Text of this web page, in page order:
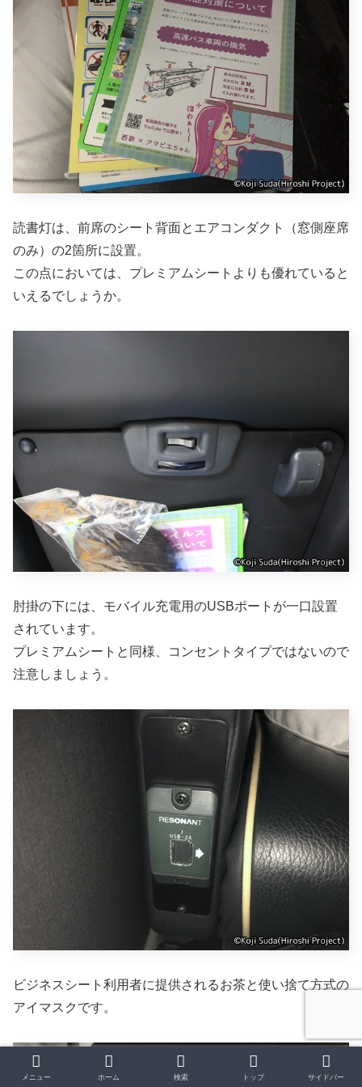
読書灯は、前席のシート背面とエアコンダクト（窓側座席
のみ）の2箇所に設置。
この点においては、プレミアムシートよりも優れていると
いえるでしょうか。
肘掛の下には、モバイル充電用のUSBポートが一口設置
されています。
プレミアムシートと同様、コンセントタイプではないので
注意しましょう。
ビジネスシート利用者に提供されるお茶と使い捨て方式の
アイマスクです。
メニュー ホーム 検索 トップ サイドバー